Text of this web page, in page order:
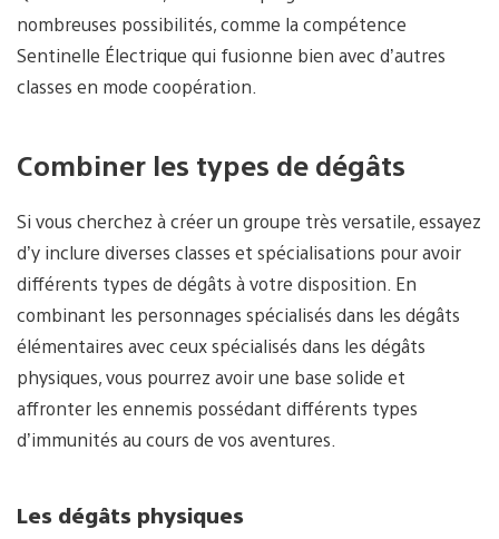
nombreuses possibilités, comme la compétence
Sentinelle Électrique qui fusionne bien avec d’autres
classes en mode coopération.
Combiner les types de dégâts
Si vous cherchez à créer un groupe très versatile, essayez
d’y inclure diverses classes et spécialisations pour avoir
différents types de dégâts à votre disposition. En
combinant les personnages spécialisés dans les dégâts
élémentaires avec ceux spécialisés dans les dégâts
physiques, vous pourrez avoir une base solide et
affronter les ennemis possédant différents types
d’immunités au cours de vos aventures.
Les dégâts physiques